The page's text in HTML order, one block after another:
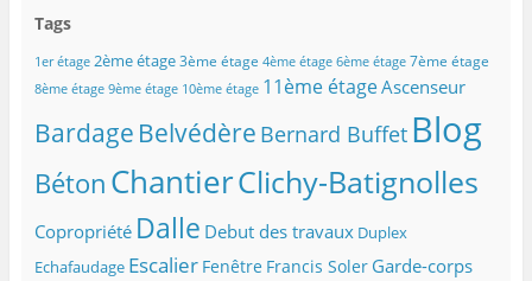
v
o
r
e
a
r
s
s
Tags
1er étage 2ème étage 3ème étage 4ème étage 6ème étage 7ème étage
8ème étage 9ème étage 10ème étage 11ème étageAscenseur
Bardage Belvédère Bernard Buffet Blog
Béton ChantierClichy-Batignolles
Copropriété Dalle Debut des travaux Duplex
Echafaudage Escalier Fenêtre Francis Soler Garde-corps